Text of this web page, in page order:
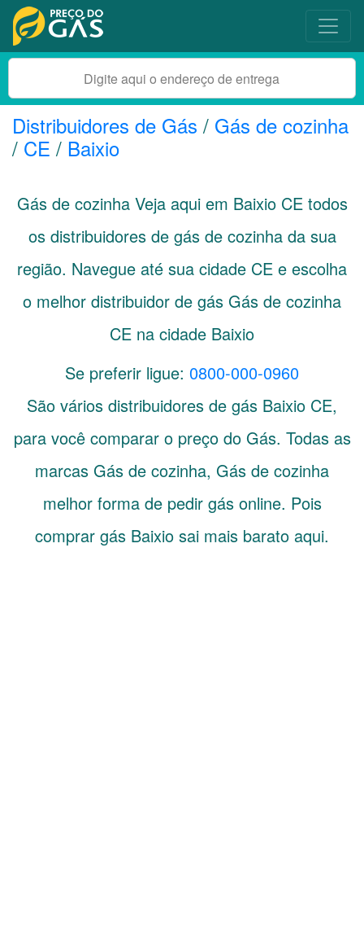
Distribuidores de Gás / Gás de cozinha
/ CE / Baixio
Gás de cozinha Veja aqui em Baixio CEtodos
os distribuidores de gás de cozinha da sua
região. Navegue até sua cidade CE e escolha
o melhor distribuidor de gás Gás de cozinha
CE na cidade Baixio
Se preferir ligue: 0800-000-0960
São vários distribuidores de gás Baixio CE,
para você comparar o preço do Gás. Todas as
marcas Gás de cozinha, Gás de cozinha
melhor forma de pedir gás online. Pois
comprar gás Baixio sai mais barato aqui.